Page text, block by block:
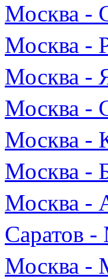
Москва -
Москва -
Москва -
Москва -
Москва -
Москва -
Москва -
Саратов -
Москва -